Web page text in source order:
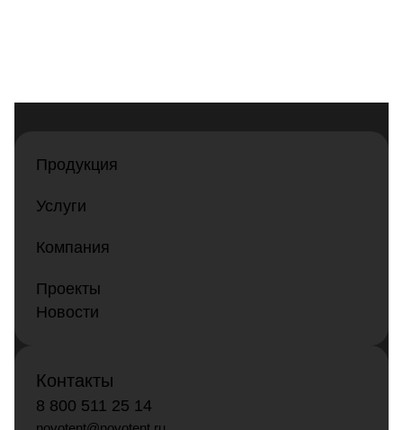
Продукция
Услуги
Компания
Проекты
Новости
Контакты
8 800 511 25 14